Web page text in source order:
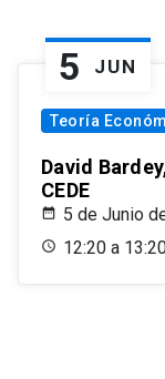
5 JUN
Teoría
David
CEDE
5 de Junio
12:20 a